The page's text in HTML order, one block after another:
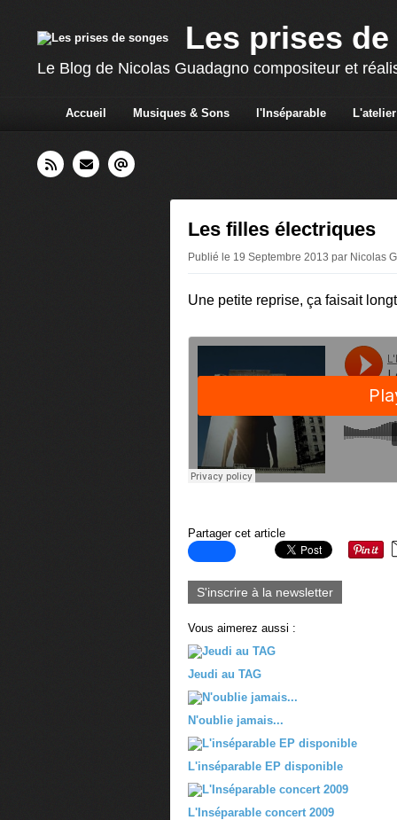
Les prises
Le Blog de Nicolas Guadagno compositeur et
Accueil Musiques & Sons l'Inséparable L'atelier
Les filles électriques
Publié le 19 Septembre 2013 par Nicolas
Une petite reprise, ça faisait
Partager cet article
S'inscrire à la newsletter
Vous aimerez aussi :
Jeudi au TAG
N'oublie jamais...
L'inséparable EP disponible
L'Inséparable concert 2009